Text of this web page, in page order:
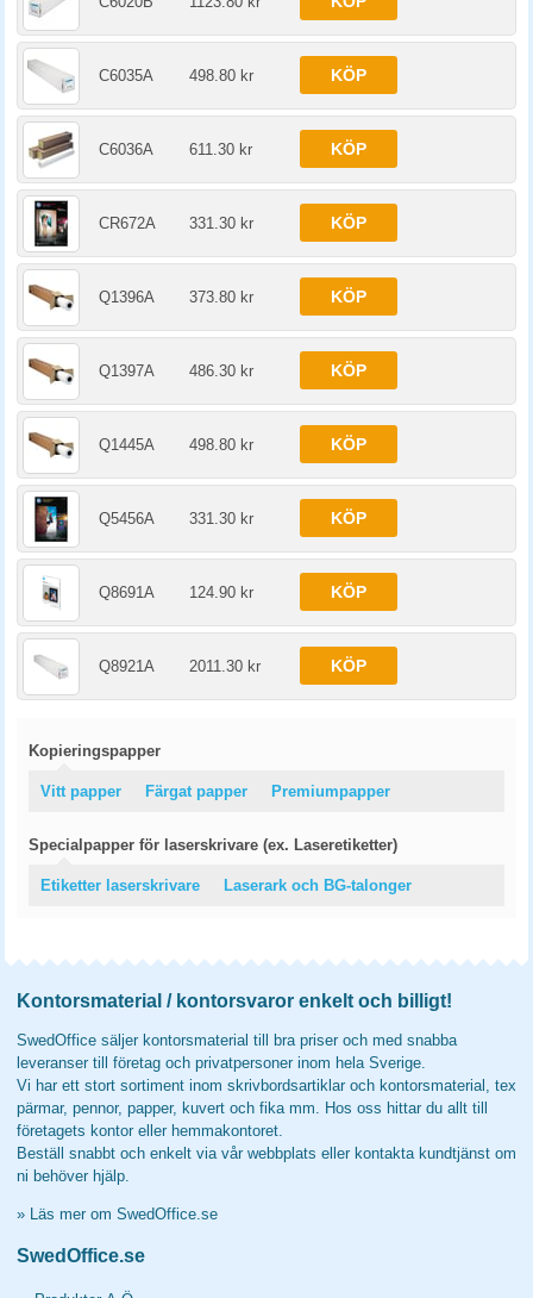
C6035A 498.80 kr KÖP
C6036A 611.30 kr KÖP
CR672A 331.30 kr KÖP
Q1396A 373.80 kr KÖP
Q1397A 486.30 kr KÖP
Q1445A 498.80 kr KÖP
Q5456A 331.30 kr KÖP
Q8691A 124.90 kr KÖP
Q8921A 2011.30 kr KÖP
Kopieringspapper
Vitt papper Färgat papper Premiumpapper
Specialpapper för laserskrivare (ex. Laseretiketter)
Etiketter laserskrivare Laserark och BG-talonger
Kontorsmaterial / kontorsvaror enkelt och billigt!
SwedOffice säljer kontorsmaterial till bra priser och med snabba
leveranser till företag och privatpersoner inom hela Sverige.
Vi har ett stort sortiment inom skrivbordsartiklar och kontorsmaterial, tex
pärmar, pennor, papper, kuvert och fika mm. Hos oss hittar du allt till
företagets kontor eller hemmakontoret.
Beställ snabbt och enkelt via vår webbplats eller kontakta kundtjänst om
ni behöver hjälp.
» Läs mer om SwedOffice.se
SwedOffice.se